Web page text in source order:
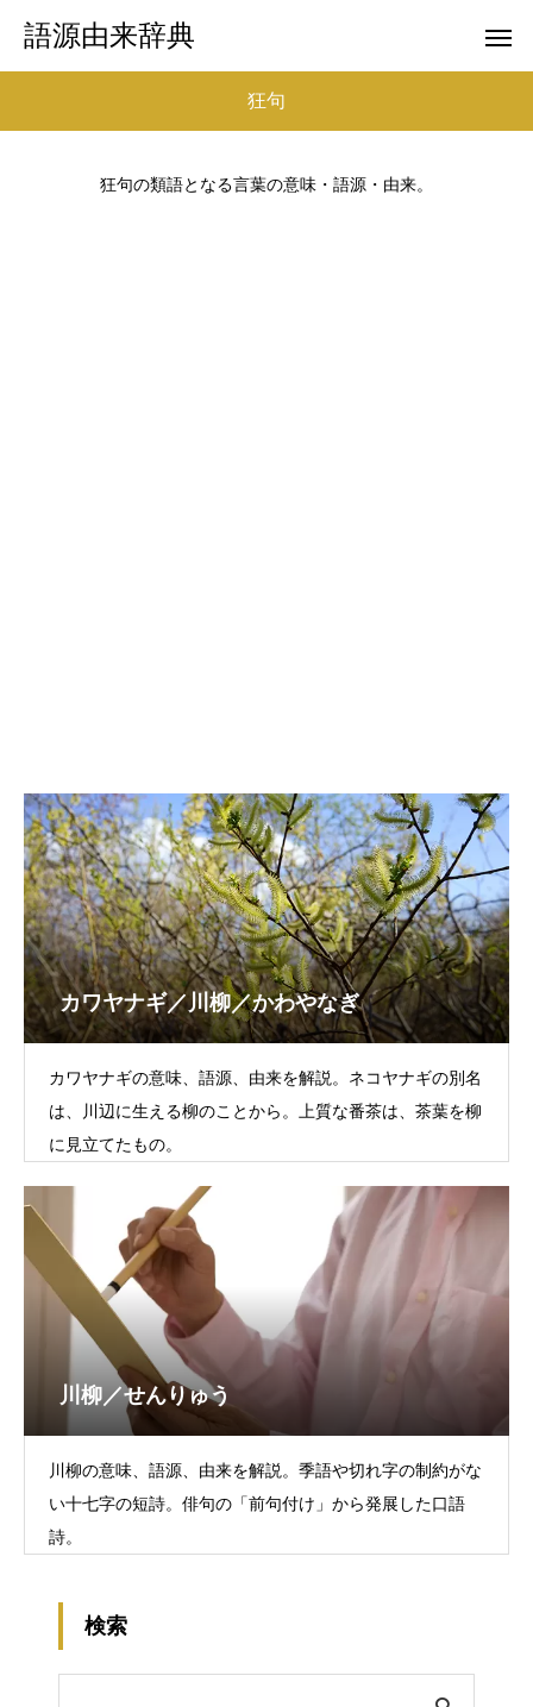
語源由来辞典
狂句
狂句の類語となる言葉の意味・語源・由来。
カワヤナギ／川柳／かわやなぎ
カワヤナギの意味、語源、由来を解説。ネコヤナギの別名
は、川辺に生える柳のことから。上質な番茶は、茶葉を柳
に見立てたもの。
川柳／せんりゅう
川柳の意味、語源、由来を解説。季語や切れ字の制約がな
い十七字の短詩。俳句の「前句付け」から発展した口語
詩。
検索